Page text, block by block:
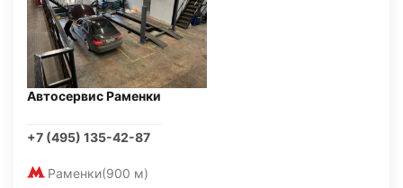
Автосервис Раменки
+7 (495) 135-42-87
Раменки(900 м)